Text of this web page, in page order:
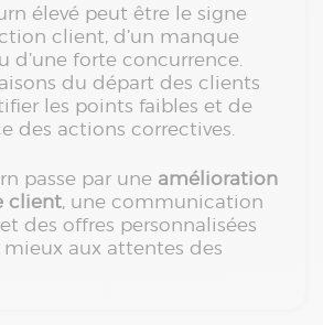
élevé peut être le signe
client, d’un manque
d’une forte concurrence.
du départ des clients
les points faibles et de
des actions correctives.
passe par une amélioration
client, une communication
des offres personnalisées
aux attentes des